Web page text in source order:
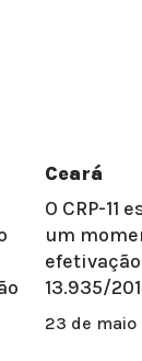
Ceará
O CRP-11
um
13.935/
23 de maio